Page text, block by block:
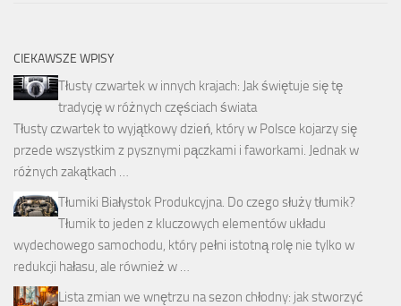
CIEKAWSZE WPISY
Tłusty czwartek w innych krajach: Jak świętuje się tę
tradycję w różnych częściach świata
Tłusty czwartek to wyjątkowy dzień, który w Polsce kojarzy się
przede wszystkim z pysznymi pączkami i faworkami. Jednak w
różnych zakątkach …
Tłumiki Białystok Produkcyjna. Do czego służy tłumik?
Tłumik to jeden z kluczowych elementów układu
wydechowego samochodu, który pełni istotną rolę nie tylko w
redukcji hałasu, ale również w …
Lista zmian we wnętrzu na sezon chłodny: jak stworzyć